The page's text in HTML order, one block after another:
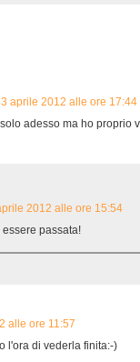
aprile 2012 alle ore 17:44
adesso ma ho proprio
2012 alle ore 15:54
passata!
alle ore 11:57
l'ora di vederla finita:-)